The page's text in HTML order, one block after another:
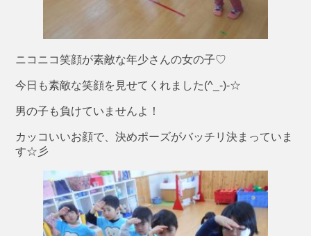
ニコニコ笑顔が素敵な年少さんの女の子♡
今日も素敵な笑顔を見せてくれました(^_-)-☆
男の子も負けていませんよ！
カッコいいお顔で、決めポーズがバッチリ決まっていま
す☆彡